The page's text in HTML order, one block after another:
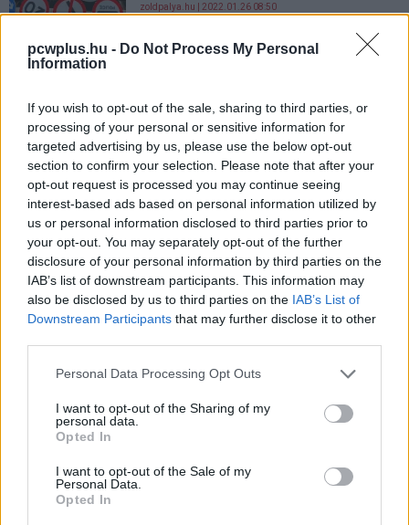
pcwplus.hu - Do Not Process My Personal
Information
If you wish to opt-out of the sale, sharing to third parties, or
processing of your personal or sensitive information for
targeted advertising by us, please use the below opt-out
section to confirm your selection. Please note that after your
opt-out request is processed you may continue seeing
interest-based ads based on personal information utilized by
us or personal information disclosed to third parties prior to
your opt-out. You may separately opt-out of the further
disclosure of your personal information by third parties on the
IAB’s list of downstream participants. This information may
also be disclosed by us to third parties on the IAB’s List of
Downstream Participants that may further disclose it to other
Please note that this website/app uses one or more Google
not limited to your visit or usage behaviour. You may click to
grant or deny consent to Google and its third-party tags to
use your data for below specified purposes in below Google
consent section.
Personal Data Processing Opt Outs
I want to opt-out of the Sharing of my
personal data.
Opted In
I want to opt-out of the Sale of my
Personal Data.
Opted In
zoldpalya.hu | 2022.01.26 08:50
45 éves a KRESZ - próbáld ki,
Az autó figyelheti, ha vezetés
közben telefonálunk
Tudomány| 2014.08.16 15:00
Cenzúrázva lesz a Windows Store
játékrészlege
Szoftver| 2012.10.13 10:00
Szubjektív: iPhone 4 antennagate
pcwplus.hu | 2010.08.03 11:59